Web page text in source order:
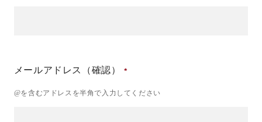
メールアドレス（確認）
@を含むアドレスを半角で入力してください